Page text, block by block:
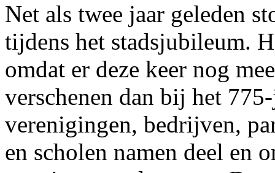
Net als twee jaar geleden
tijdens het stadsjubileum.
omdat er deze keer nog
verschenen dan bij het
verenigingen, bedrijven,
en scholen namen deel en